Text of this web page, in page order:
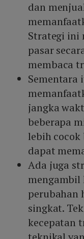
dan
Strategi ini
pasar
membaca
Sementara
jangka
beberapa
lebih
dapat
Ada juga
mengambil
perubahan
singkat.
kecepatan